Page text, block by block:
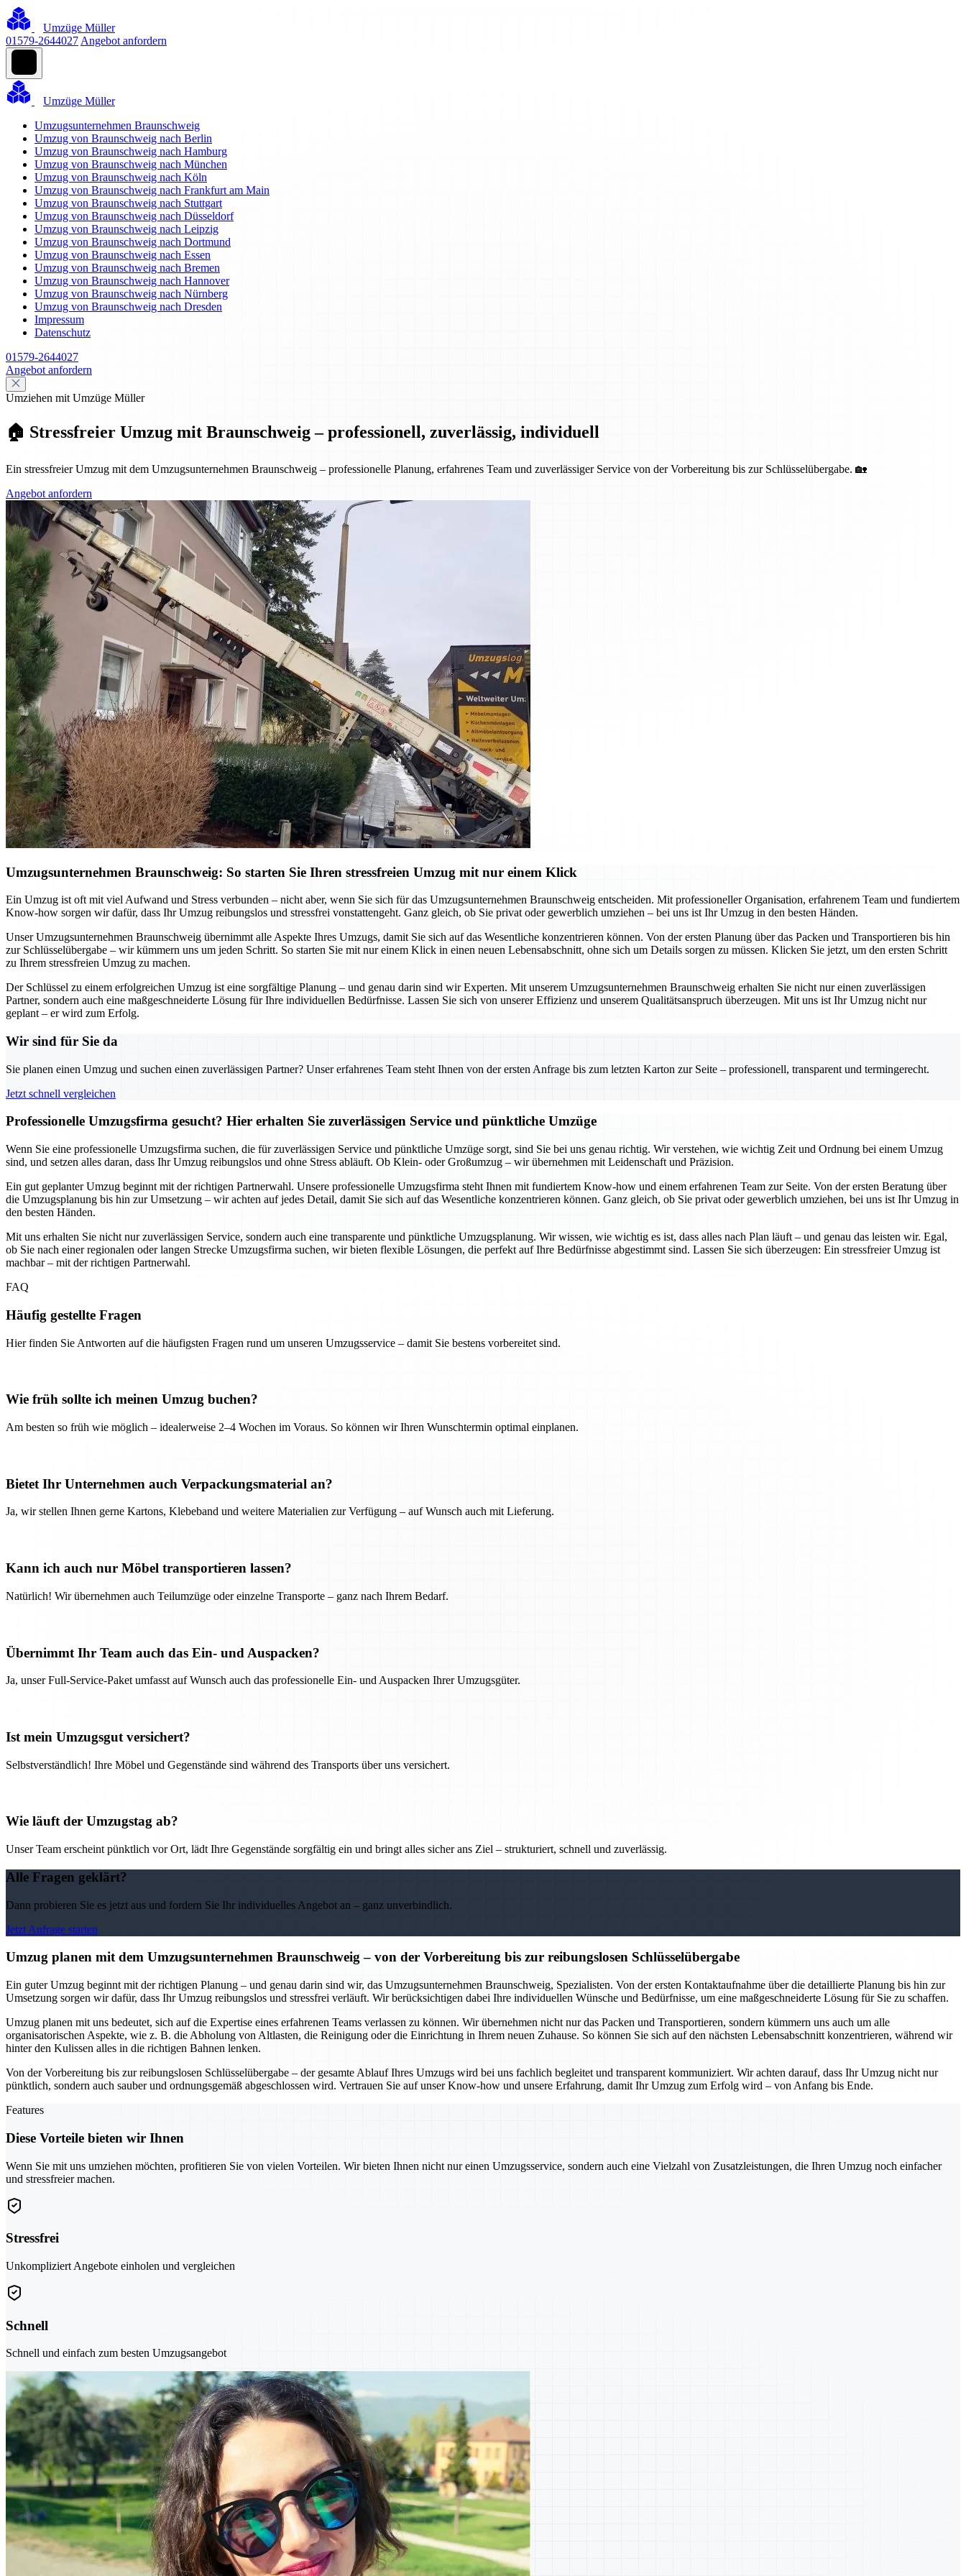
Umzüge Müller
01579-2644027 Angebot anfordern
Umzüge Müller
Umzugsunternehmen Braunschweig
Umzug von Braunschweig nach Berlin
Umzug von Braunschweig nach Hamburg
Umzug von Braunschweig nach München
Umzug von Braunschweig nach Köln
Umzug von Braunschweig nach Frankfurt am Main
Umzug von Braunschweig nach Stuttgart
Umzug von Braunschweig nach Düsseldorf
Umzug von Braunschweig nach Leipzig
Umzug von Braunschweig nach Dortmund
Umzug von Braunschweig nach Essen
Umzug von Braunschweig nach Bremen
Umzug von Braunschweig nach Hannover
Umzug von Braunschweig nach Nürnberg
Umzug von Braunschweig nach Dresden
Impressum
Datenschutz
01579-2644027
Angebot anfordern
Umziehen mit Umzüge Müller
🏠 Stressfreier Umzug mit Braunschweig – professionell, zuverlässig, individuell
Ein stressfreier Umzug mit dem Umzugsunternehmen Braunschweig – professionelle Planung, erfahrenes Team und zuverlässiger Service von der Vorbereitung bis zur Schlüsselübergabe. 🏡
Angebot anfordern
Umzugsunternehmen Braunschweig: So starten Sie Ihren stressfreien Umzug mit nur einem Klick
Ein Umzug ist oft mit viel Aufwand und Stress verbunden – nicht aber, wenn Sie sich für das Umzugsunternehmen Braunschweig entscheiden. Mit professioneller Organisation, erfahrenem Team und fundiertem
Know-how sorgen wir dafür, dass Ihr Umzug reibungslos und stressfrei vonstattengeht. Ganz gleich, ob Sie privat oder gewerblich umziehen – bei uns ist Ihr Umzug in den besten Händen.
Unser Umzugsunternehmen Braunschweig übernimmt alle Aspekte Ihres Umzugs, damit Sie sich auf das Wesentliche konzentrieren können. Von der ersten Planung über das Packen und Transportieren bis hin
zur Schlüsselübergabe – wir kümmern uns um jeden Schritt. So starten Sie mit nur einem Klick in einen neuen Lebensabschnitt, ohne sich um Details sorgen zu müssen. Klicken Sie jetzt, um den ersten Schritt
zu Ihrem stressfreien Umzug zu machen.
Der Schlüssel zu einem erfolgreichen Umzug ist eine sorgfältige Planung – und genau darin sind wir Experten. Mit unserem Umzugsunternehmen Braunschweig erhalten Sie nicht nur einen zuverlässigen
Partner, sondern auch eine maßgeschneiderte Lösung für Ihre individuellen Bedürfnisse. Lassen Sie sich von unserer Effizienz und unserem Qualitätsanspruch überzeugen. Mit uns ist Ihr Umzug nicht nur
geplant – er wird zum Erfolg.
Wir sind für Sie da
Sie planen einen Umzug und suchen einen zuverlässigen Partner? Unser erfahrenes Team steht Ihnen von der ersten Anfrage bis zum letzten Karton zur Seite – professionell, transparent und termingerecht.
Jetzt schnell vergleichen
Professionelle Umzugsfirma gesucht? Hier erhalten Sie zuverlässigen Service und pünktliche Umzüge
Wenn Sie eine professionelle Umzugsfirma suchen, die für zuverlässigen Service und pünktliche Umzüge sorgt, sind Sie bei uns genau richtig. Wir verstehen, wie wichtig Zeit und Ordnung bei einem Umzug
sind, und setzen alles daran, dass Ihr Umzug reibungslos und ohne Stress abläuft. Ob Klein- oder Großumzug – wir übernehmen mit Leidenschaft und Präzision.
Ein gut geplanter Umzug beginnt mit der richtigen Partnerwahl. Unsere professionelle Umzugsfirma steht Ihnen mit fundiertem Know-how und einem erfahrenen Team zur Seite. Von der ersten Beratung über
die Umzugsplanung bis hin zur Umsetzung – wir achten auf jedes Detail, damit Sie sich auf das Wesentliche konzentrieren können. Ganz gleich, ob Sie privat oder gewerblich umziehen, bei uns ist Ihr Umzug in
den besten Händen.
Mit uns erhalten Sie nicht nur zuverlässigen Service, sondern auch eine transparente und pünktliche Umzugsplanung. Wir wissen, wie wichtig es ist, dass alles nach Plan läuft – und genau das leisten wir. Egal,
ob Sie nach einer regionalen oder langen Strecke Umzugsfirma suchen, wir bieten flexible Lösungen, die perfekt auf Ihre Bedürfnisse abgestimmt sind. Lassen Sie sich überzeugen: Ein stressfreier Umzug ist
machbar – mit der richtigen Partnerwahl.
FAQ
Häufig gestellte Fragen
Hier finden Sie Antworten auf die häufigsten Fragen rund um unseren Umzugsservice – damit Sie bestens vorbereitet sind.
Wie früh sollte ich meinen Umzug buchen?
Am besten so früh wie möglich – idealerweise 2–4 Wochen im Voraus. So können wir Ihren Wunschtermin optimal einplanen.
Bietet Ihr Unternehmen auch Verpackungsmaterial an?
Ja, wir stellen Ihnen gerne Kartons, Klebeband und weitere Materialien zur Verfügung – auf Wunsch auch mit Lieferung.
Kann ich auch nur Möbel transportieren lassen?
Natürlich! Wir übernehmen auch Teilumzüge oder einzelne Transporte – ganz nach Ihrem Bedarf.
Übernimmt Ihr Team auch das Ein- und Auspacken?
Ja, unser Full-Service-Paket umfasst auf Wunsch auch das professionelle Ein- und Auspacken Ihrer Umzugsgüter.
Ist mein Umzugsgut versichert?
Selbstverständlich! Ihre Möbel und Gegenstände sind während des Transports über uns versichert.
Wie läuft der Umzugstag ab?
Unser Team erscheint pünktlich vor Ort, lädt Ihre Gegenstände sorgfältig ein und bringt alles sicher ans Ziel – strukturiert, schnell und zuverlässig.
Alle Fragen geklärt?
Dann probieren Sie es jetzt aus und fordern Sie Ihr individuelles Angebot an – ganz unverbindlich.
Jetzt Anfrage starten
Umzug planen mit dem Umzugsunternehmen Braunschweig – von der Vorbereitung bis zur reibungslosen Schlüsselübergabe
Ein guter Umzug beginnt mit der richtigen Planung – und genau darin sind wir, das Umzugsunternehmen Braunschweig, Spezialisten. Von der ersten Kontaktaufnahme über die detaillierte Planung bis hin zur
Umsetzung sorgen wir dafür, dass Ihr Umzug reibungslos und stressfrei verläuft. Wir berücksichtigen dabei Ihre individuellen Wünsche und Bedürfnisse, um eine maßgeschneiderte Lösung für Sie zu schaffen.
Umzug planen mit uns bedeutet, sich auf die Expertise eines erfahrenen Teams verlassen zu können. Wir übernehmen nicht nur das Packen und Transportieren, sondern kümmern uns auch um alle
organisatorischen Aspekte, wie z. B. die Abholung von Altlasten, die Reinigung oder die Einrichtung in Ihrem neuen Zuhause. So können Sie sich auf den nächsten Lebensabschnitt konzentrieren, während wir
hinter den Kulissen alles in die richtigen Bahnen lenken.
Von der Vorbereitung bis zur reibungslosen Schlüsselübergabe – der gesamte Ablauf Ihres Umzugs wird bei uns fachlich begleitet und transparent kommuniziert. Wir achten darauf, dass Ihr Umzug nicht nur
pünktlich, sondern auch sauber und ordnungsgemäß abgeschlossen wird. Vertrauen Sie auf unser Know-how und unsere Erfahrung, damit Ihr Umzug zum Erfolg wird – von Anfang bis Ende.
Features
Diese Vorteile bieten wir Ihnen
Wenn Sie mit uns umziehen möchten, profitieren Sie von vielen Vorteilen. Wir bieten Ihnen nicht nur einen Umzugsservice, sondern auch eine Vielzahl von Zusatzleistungen, die Ihren Umzug noch einfacher
und stressfreier machen.
Stressfrei
Unkompliziert Angebote einholen und vergleichen
Schnell
Schnell und einfach zum besten Umzugsangebot